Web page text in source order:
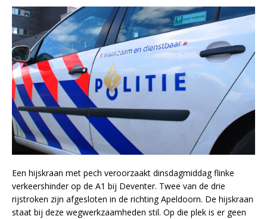
Een hijskraan met pech veroorzaakt dinsdagmiddag flinke
verkeershinder op de A1 bij Deventer. Twee van de drie
rijstroken zijn afgesloten in de richting Apeldoorn. De hijskraan
staat bij deze wegwerkzaamheden stil. Op die plek is er geen